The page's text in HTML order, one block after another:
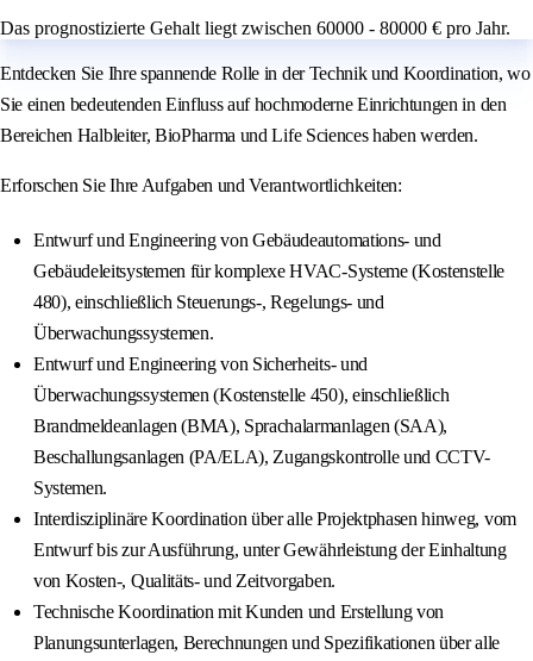
Das prognostizierte Gehalt liegt zwischen 60000 - 80000 € pro Jahr.
Entdecken Sie Ihre spannende Rolle in der Technik und Koordination, wo
Sie einen bedeutenden Einfluss auf hochmoderne Einrichtungen in den
Bereichen Halbleiter, BioPharma und Life Sciences haben werden.
Erforschen Sie Ihre Aufgaben und Verantwortlichkeiten:
Entwurf und Engineering von Gebäudeautomations- und
Gebäudeleitsystemen für komplexe HVAC-Systeme (Kostenstelle
480), einschließlich Steuerungs-, Regelungs- und
Überwachungssystemen.
Entwurf und Engineering von Sicherheits- und
Überwachungssystemen (Kostenstelle 450), einschließlich
Brandmeldeanlagen (BMA), Sprachalarmanlagen (SAA),
Beschallungsanlagen (PA/ELA), Zugangskontrolle und CCTV-
Systemen.
Interdisziplinäre Koordination über alle Projektphasen hinweg, vom
Entwurf bis zur Ausführung, unter Gewährleistung der Einhaltung
von Kosten-, Qualitäts- und Zeitvorgaben.
Technische Koordination mit Kunden und Erstellung von
Planungsunterlagen, Berechnungen und Spezifikationen über alle